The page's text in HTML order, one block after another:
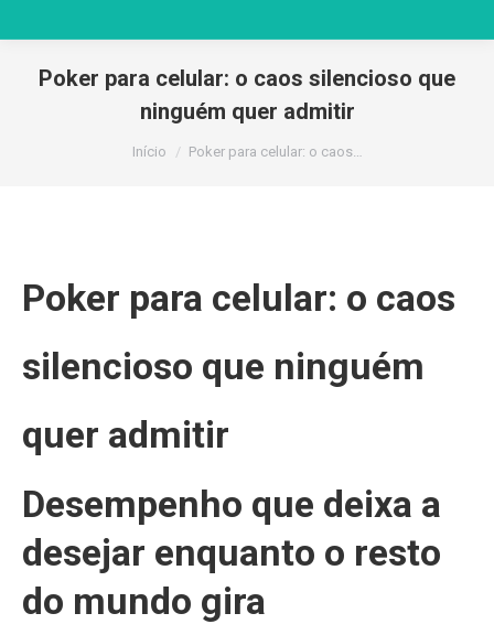
Poker para celular: o caos silencioso que
ninguém quer admitir
Você está aqui:
Início Poker para celular: o caos…
Poker para celular: o caos
silencioso que ninguém
quer admitir
Desempenho que deixa a
desejar enquanto o resto
do mundo gira